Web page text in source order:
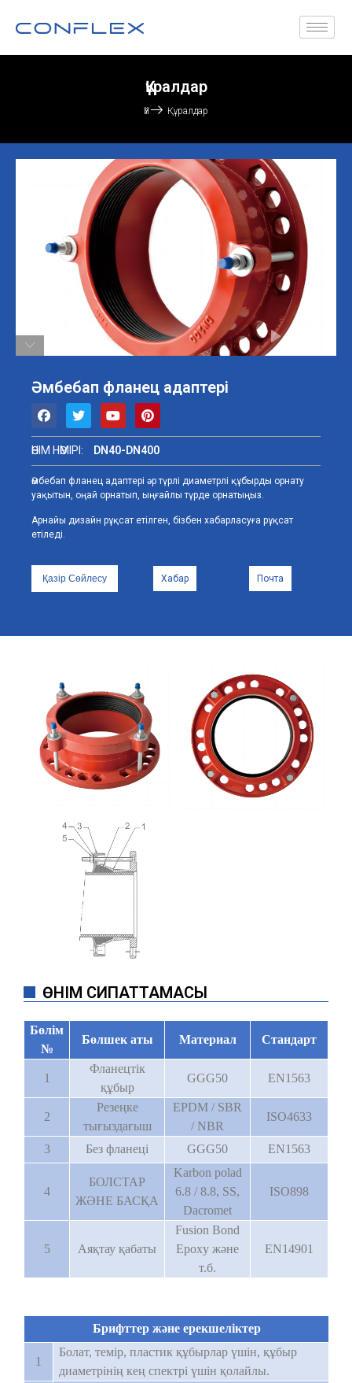
Құралдар
Үй Құралдар
Әмбебап фланец адаптері
ӨНІМ НӨМІРІ: DN40-DN400
Әмбебап фланец адаптері әр түрлі диаметрлі құбырды орнату
уақытын, оңай орнатып, ыңғайлы түрде орнатыңыз.
Арнайы дизайн рұқсат етілген, бізбен хабарласуға рұқсат
етіледі.
Қазір Сөйлесу Хабар Почта
ӨНІМ СИПАТТАМАСЫ
Бөлім
№
Бөлшек аты Материал Стандарт
1
Фланецтік
құбыр
GGG50 EN1563
2
Резеңке
тығыздағыш
EPDM / SBR
/ NBR
ISO4633
3 Без фланеці GGG50 EN1563
4
БОЛСТАР
ЖӘНЕ БАСҚА
Karbon polad
6.8 / 8.8, SS,
Dacromet
ISO898
5 Аяқтау қабаты
Fusion Bond
Epoxy және
т.б.
EN14901
Брифттер және ерекшеліктер
1
Болат, темір, пластик құбырлар үшін, құбыр
диаметрінің кең спектрі үшін қолайлы.